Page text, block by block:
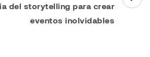
del storytelling para crear
eventos inolvidables